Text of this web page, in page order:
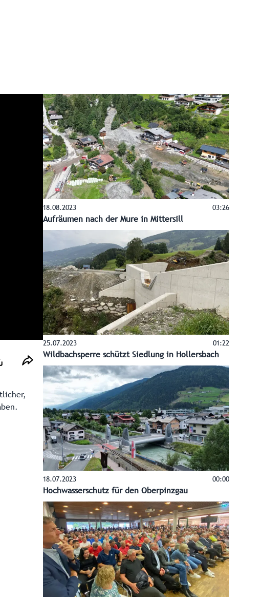
18.08.2023 03:26
Aufräumen nach der Mure in Mittersill
25.07.2023 01:22
Wildbachsperre schützt Siedlung in Hollersbach
18.07.2023 00:00
Hochwasserschutz für den Oberpinzgau